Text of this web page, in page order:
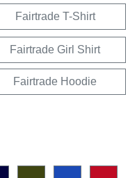
Fairtrade T-Shirt
Fairtrade Girl Shirt
Fairtrade Hoodie